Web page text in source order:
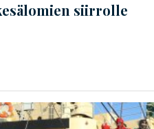
siirrolle